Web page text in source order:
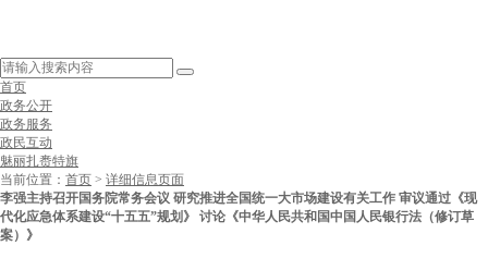
首页
政务公开
政务服务
政民互动
魅丽扎赉特旗
当前位置： 首页 > 详细信息页面
李强主持召开国务院常务会议 研究推进全国统一大市场建设有关工作 审议通过《现
代化应急体系建设“十五五”规划》 讨论《中华人民共和国中国人民银行法（修订草
案）》